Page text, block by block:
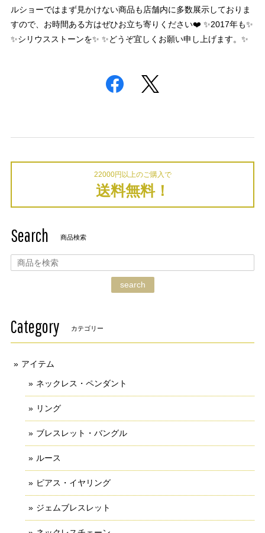
ルショーではまず見かけない商品も店舗内に多数展示しておりま
すので、お時間ある方はぜひお立ち寄りください❤️ ✨2017年も✨
✨シリウスストーンを✨ ✨どうぞ宜しくお願い申し上げます。✨
22000円以上のご購入で
送料無料！
Search 商品検索
search
Category カテゴリー
アイテム
ネックレス・ペンダント
リング
ブレスレット・バングル
ルース
ピアス・イヤリング
ジェムブレスレット